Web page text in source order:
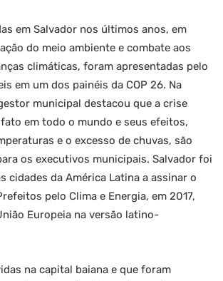
em Salvador nos últimos anos, em
do meio ambiente e combate aos
climáticas, foram apresentadas pelo
em um dos painéis da COP 26. Na
municipal destacou que a crise
em todo o mundo e seus efeitos,
e o excesso de chuvas, são
os executivos municipais. Salvador foi
cidades da América Latina a assinar o
pelo Clima e Energia, em 2017,
Europeia na versão latino-
na capital baiana e que foram